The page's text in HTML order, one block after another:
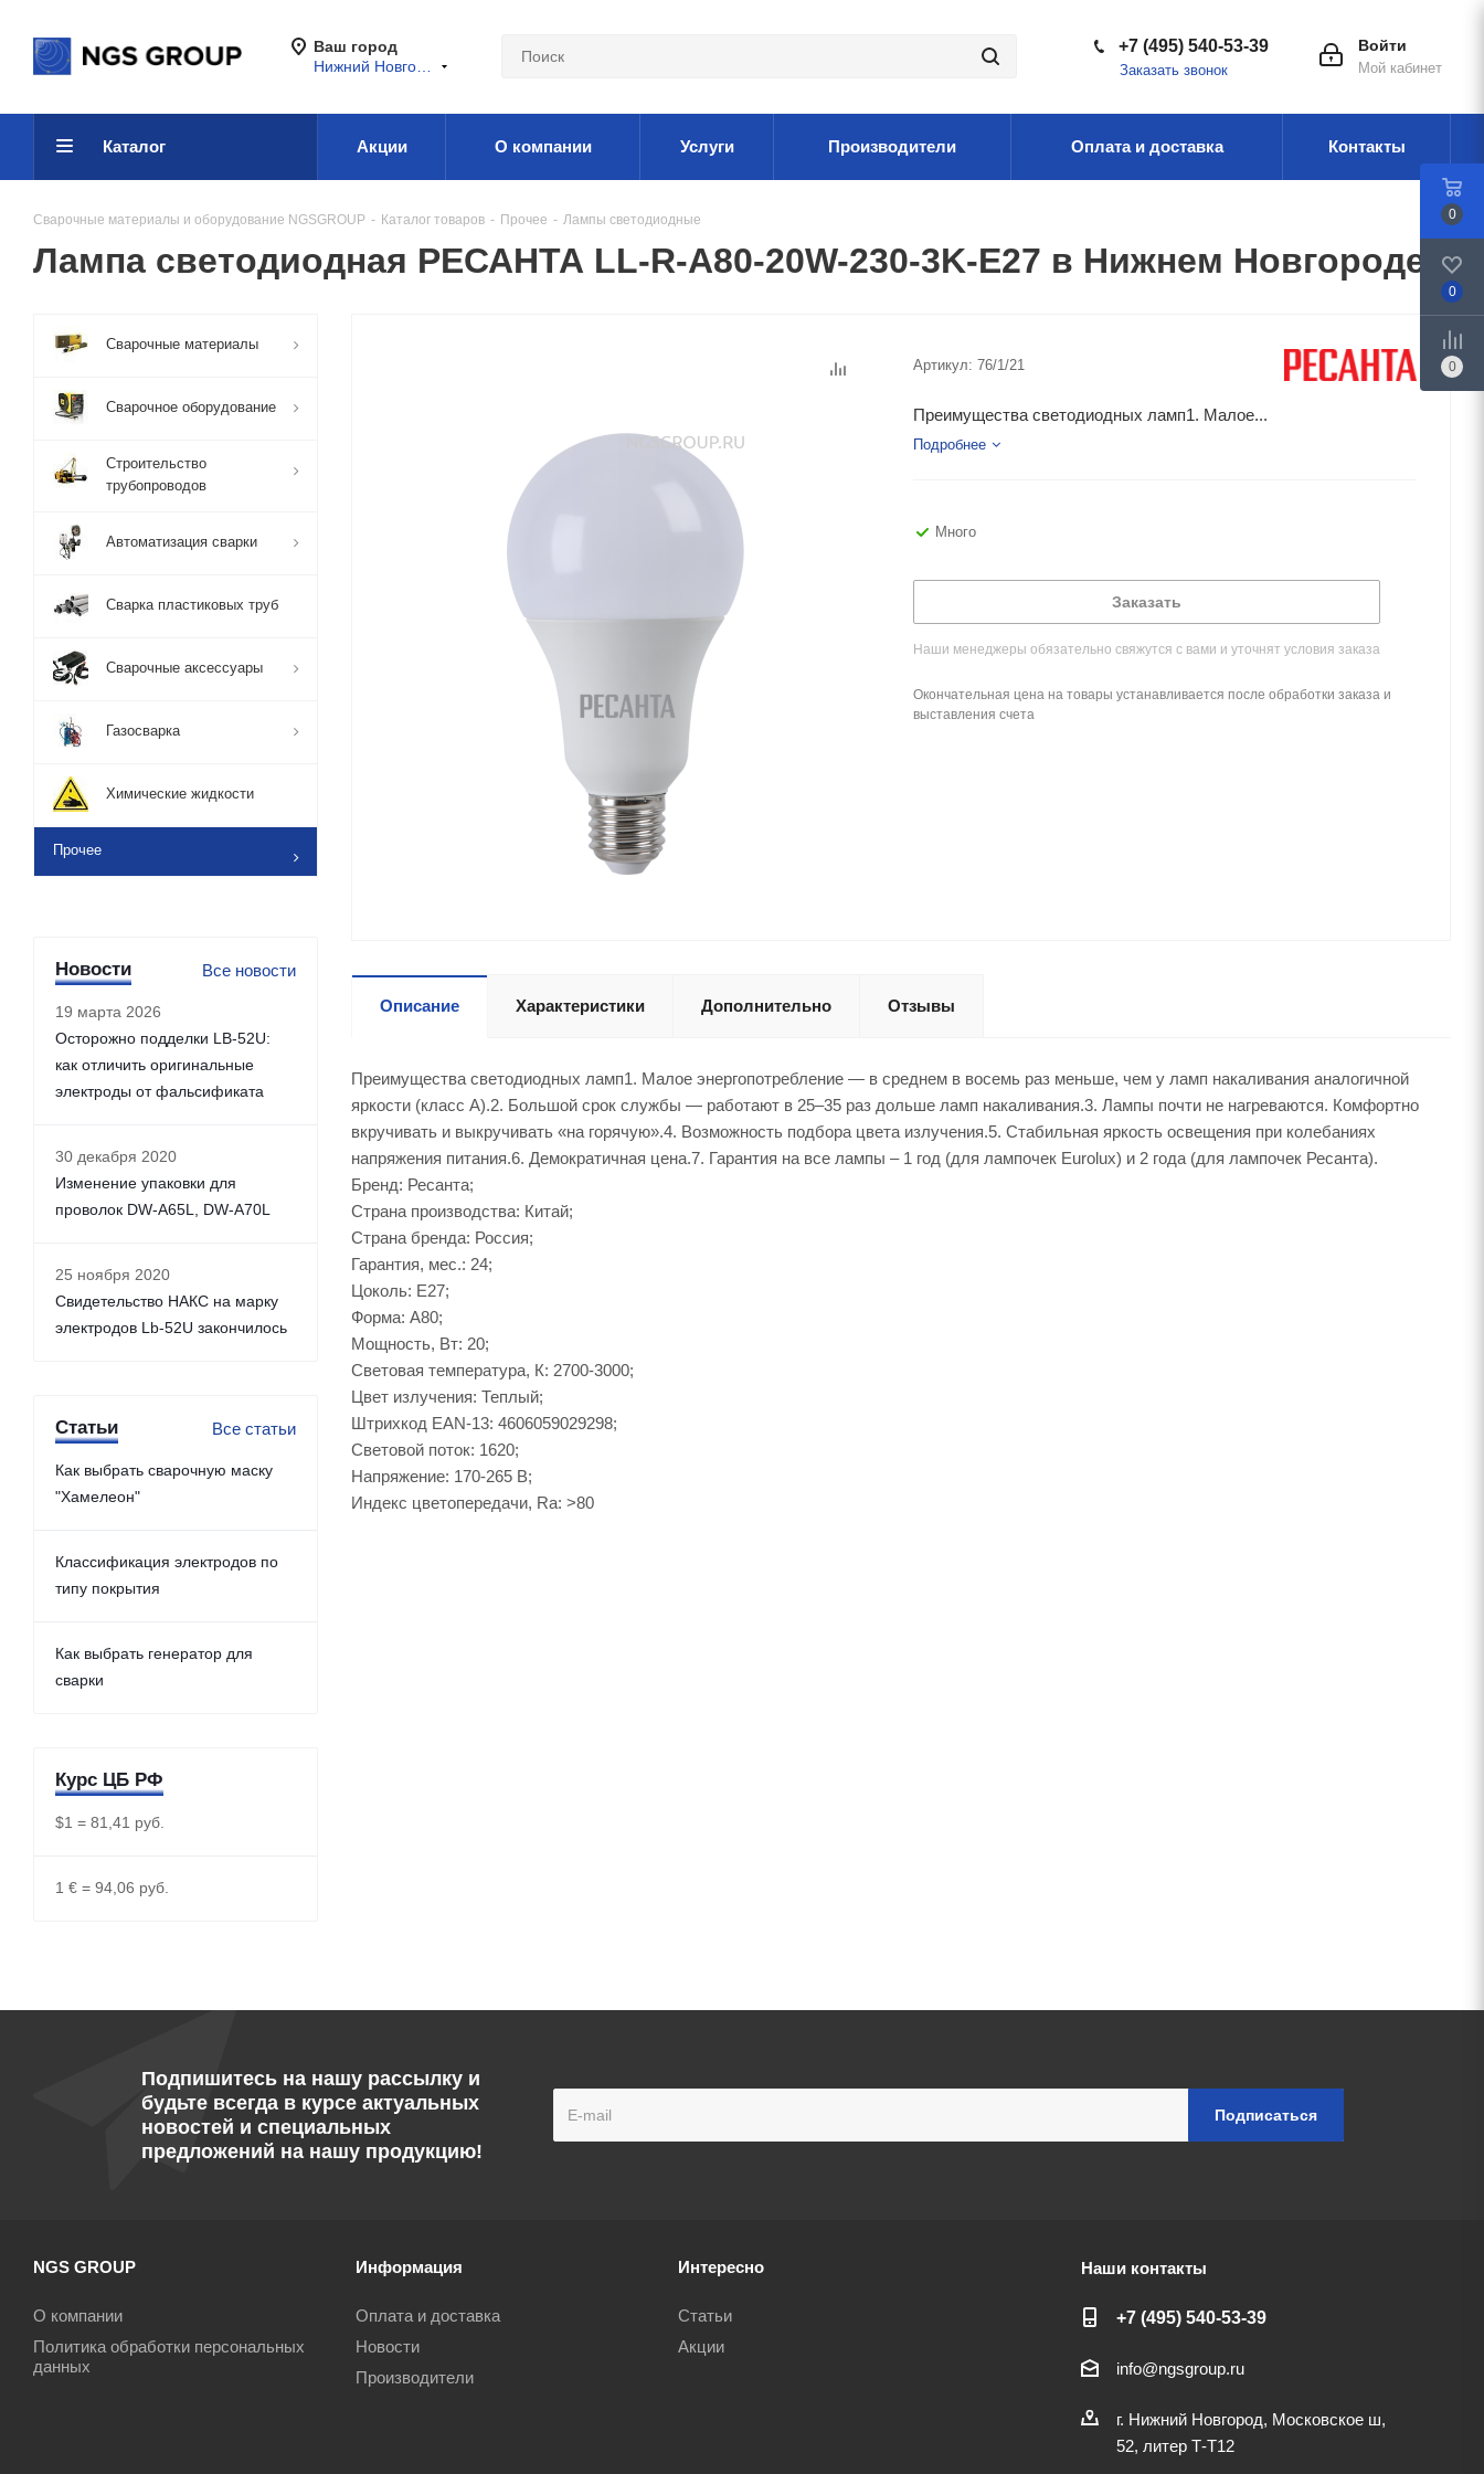
Ваш город
Войти
Мой кабинет
+7 (495) 540-53-39
Заказать звонок
Каталог Акции О компании Услуги Производители Оплата и доставка Контакты
Сварочные материалы и оборудование NGSGROUP - Каталог товаров - Прочее - Лампы светодиодные
Лампа светодиодная РЕСАНТА LL-R-A80-20W-230-3K-E27 в Нижнем Новгороде
Артикул: 76/1/21
Преимущества светодиодных ламп1. Малое...
Подробнее
Много
Заказать
Наши менеджеры обязательно свяжутся с вами и уточнят условия заказа
Окончательная цена на товары устанавливается после обработки заказа и
выставления счета
Описание Характеристики Дополнительно Отзывы
Преимущества светодиодных ламп1. Малое энергопотребление — в среднем в восемь раз меньше, чем у ламп накаливания аналогичной
яркости (класс А).2. Большой срок службы — работают в 25–35 раз дольше ламп накаливания.3. Лампы почти не нагреваются. Комфортно
вкручивать и выкручивать «на горячую».4. Возможность подбора цвета излучения.5. Стабильная яркость освещения при колебаниях
напряжения питания.6. Демократичная цена.7. Гарантия на все лампы – 1 год (для лампочек Eurolux) и 2 года (для лампочек Ресанта).
Бренд: Ресанта;
Страна производства: Китай;
Страна бренда: Россия;
Гарантия, мес.: 24;
Цоколь: E27;
Форма: A80;
Мощность, Вт: 20;
Световая температура, К: 2700-3000;
Цвет излучения: Теплый;
Штрихкод EAN-13: 4606059029298;
Световой поток: 1620;
Напряжение: 170-265 В;
Индекс цветопередачи, Ra: ˃80
Сварочные материалы
Сварочное оборудование
Строительство
трубопроводов
Автоматизация сварки
Сварка пластиковых труб
Сварочные аксессуары
Газосварка
Химические жидкости
Прочее
Новости Все новости
19 марта 2026
Осторожно подделки LB-52U:
как отличить оригинальные
электроды от фальсификата
30 декабря 2020
Изменение упаковки для
проволок DW-A65L, DW-A70L
25 ноября 2020
Свидетельство НАКС на марку
электродов Lb-52U закончилось
Статьи Все статьи
Как выбрать сварочную маску
"Хамелеон"
Классификация электродов по
типу покрытия
Как выбрать генератор для
сварки
Курс ЦБ РФ
$1 = 81,41 руб.
1 € = 94,06 руб.
Подпишитесь на нашу рассылку и
будьте всегда в курсе актуальных
новостей и специальных
предложений на нашу продукцию!
NGS GROUP
О компании
Политика обработки персональных
данных
Информация
Оплата и доставка
Новости
Производители
Интересно
Статьи
Акции
Наши контакты
+7 (495) 540-53-39
info@ngsgroup.ru
г. Нижний Новгород, Московское ш,
52, литер Т-Т12
0
0
0